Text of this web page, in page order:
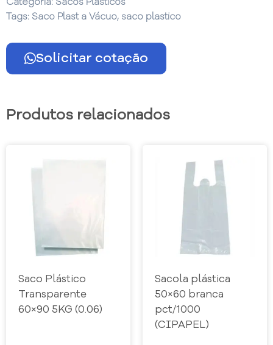
Categoria: Sacos Plásticos
Tags: Saco Plast a Vácuo, saco plastico
Solicitar cotação
Produtos relacionados
Saco Plástico
Transparente
60×90 5KG (0.06)
Sacola plástica
50×60 branca
pct/1000
(CIPAPEL)